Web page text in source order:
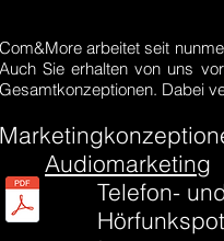
Com&More arbeitet seit
AuchSie erhalten von uns
Gesamtkonzeptionen. Dabei
Audiomarketing
Telefon-
Hörfunkspots-